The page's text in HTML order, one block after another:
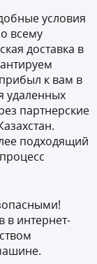
условия
всему
доставка в
к вам в
удаленных
партнерские
подходящий
в интернет-